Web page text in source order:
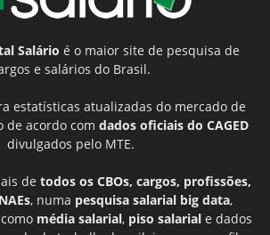
Salário é o maior site de pesquisa de
e salários do Brasil.
estatísticas atualizadas do mercado de
acordo com dados oficiais do CAGED
divulgados pelo MTE.
de todos os CBOs, cargos, profissões,
, numa pesquisa salarial big data,
média salarial, piso salarial e dados